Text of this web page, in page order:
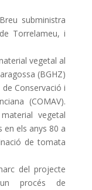
subministra
Torrelameu, i
vegetal al
(BGHZ)
Conservació i
(COMAV).
vegetal
en els anys 80 a
de tomata
del projecte
un procés de